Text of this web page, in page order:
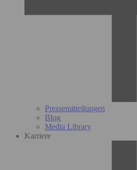
Pressemitteilungen
Blog
Media Library
Karriere